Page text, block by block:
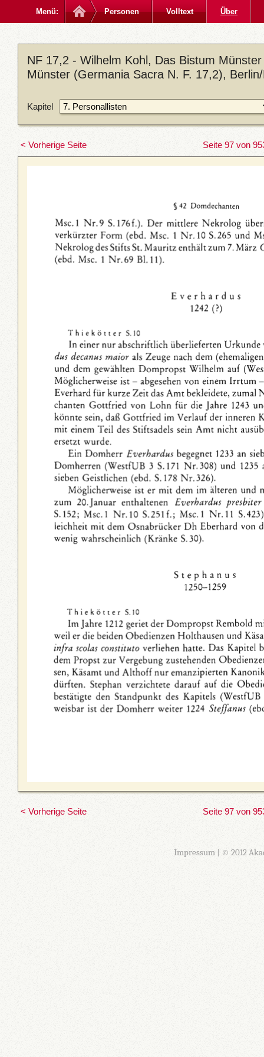
Menü: Personen Volltext Über
NF 17,2 - Wilhelm Kohl, Das Bistum
Münster (Germania Sacra N. F. 17,2),
Kapitel
< Vorherige Seite Seite 97 von
< Vorherige Seite Seite 97 von
Impressum| © 2012